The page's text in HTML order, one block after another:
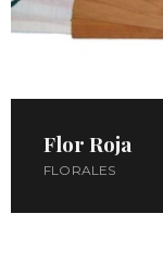
Flor Roja
FLORALES